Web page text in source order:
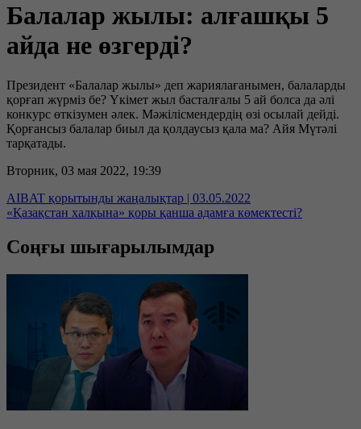
Балалар жылы: алғашқы 5
айда не өзгерді?
Президент «Балалар жылы» деп жариялағанымен, балаларды
қорғап жүрміз бе? Үкімет жыл басталғалы 5 ай болса да әлі
конкурс өткізумен әлек. Мәжілісмендердің өзі осылай дейді.
Қорғансыз балалар биыл да қолдаусыз қала ма? Айя Мүтәлі
тарқатады.
Вторник, 03 мая 2022, 19:39
AIBAT қорытынды жаңалықтар | 03.05.2022
«Қазақстан халқына» қоры қанша адамға көмектесті?
Соңғы шығарылымдар